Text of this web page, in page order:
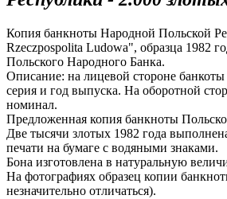
Копия банкноты Народной Польской
Rzeczpospolita Ludowa", образца 1982
Польского Народного Банка.
Описание: на лицевой стороне
серия и год выпуска. На оборотной
номинал.
Предложенная копия банкноты
Две тысячи злотых 1982 года
печати на бумаге с водяными знаками.
Бона изготовлена в натуральную
На фотографиях образец копии
незначительно отличаться).